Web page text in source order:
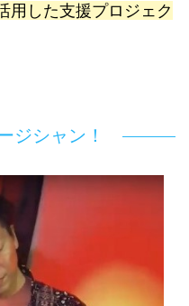
用した支援プロジェク
ジシャン！